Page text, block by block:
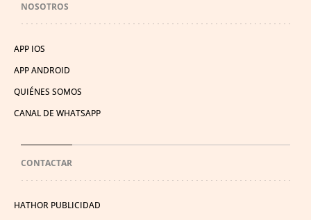
NOSOTROS
APP IOS
APP ANDROID
QUIÉNES SOMOS
CANAL DE WHATSAPP
CONTACTAR
HATHOR PUBLICIDAD